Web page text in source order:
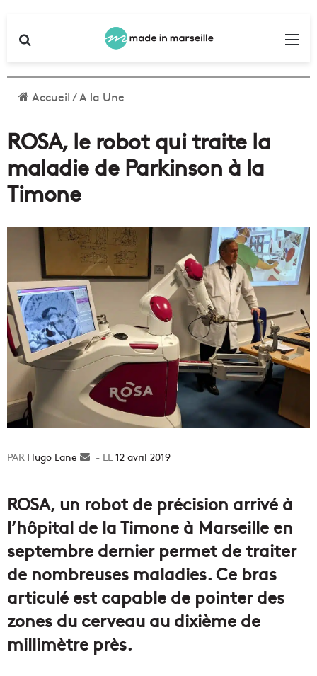
Accueil/A la Une
ROSA, le robot qui traite la
maladie de Parkinson à la
Timone
Hugo Lane
Envoyer12 avril 2019
ROSA, un robot de précision arrivé à
l’hôpital de la Timone à Marseille en
septembre dernier permet de traiter
de nombreuses maladies. Ce bras
articulé est capable de pointer des
zones du cerveau au dixième de
millimètre près.